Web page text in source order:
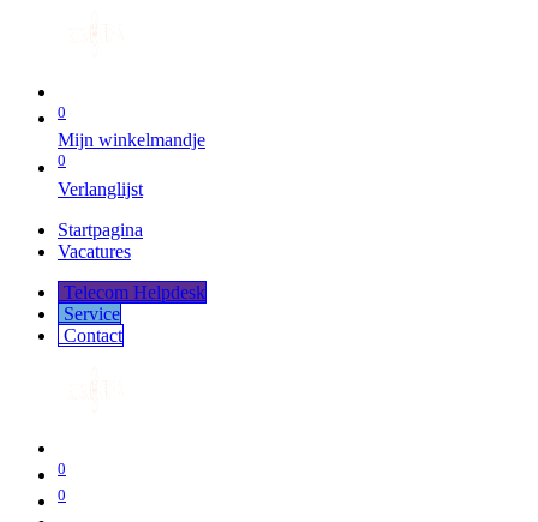
0
Mijn winkelmandje
0
Verlanglijst
Startpagina
Vacatures
Telecom Helpdesk
Service
Co​​​​​​ntact
0
0